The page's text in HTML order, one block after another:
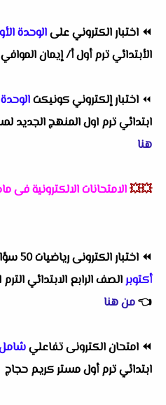
⏪ اختبار الكتروني علىالوحدة
الأبتدائي ترم أول أ/ إيمان الموافي
⏪ اختبار إلكتروني كونيكت
ابتدائي ترم اول المنهج الجديد
هنا
💥💥الامتحانات الالكترونية فى
⏪ اختبار الكترونى رياضيات 50 سؤال
أكتوبرالصف الرابع الابتدائي
👈من هنا
⏪ امتحان الكترونى تفاعلي
ابتدائي ترم أول مستر كريم حجاج